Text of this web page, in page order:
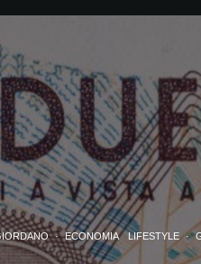
· ECONOMIA LIFESTYLE ·